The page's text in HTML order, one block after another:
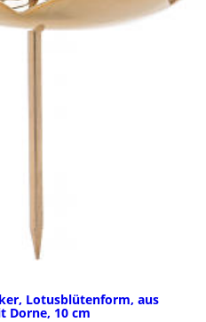
Lotusblütenform, aus
Dorne, 10 cm